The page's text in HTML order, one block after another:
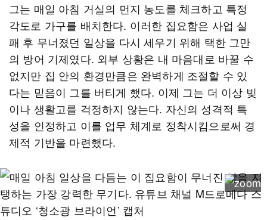
그는 매일 아침 거실의 먼지 농도를 체크하고 특정
각도로 가구를 배치한다. 이러한 집요함은 사업 실
패 후 무너졌던 일상을 다시 세우기 위해 택한 그만
의 방어 기제였다. 외부 상황은 내 마음대로 바꿀 수
없지만 집 안의 환경만큼은 완벽하게 조절할 수 있
다는 믿음이 그를 버티게 했다. 이제 그는 더 이상 빚
이나 생활고를 걱정하지 않는다. 자신의 성격적 특
성을 인정하고 이를 업무 체계로 정착시킴으로써 경
제적 기반을 마련했다.